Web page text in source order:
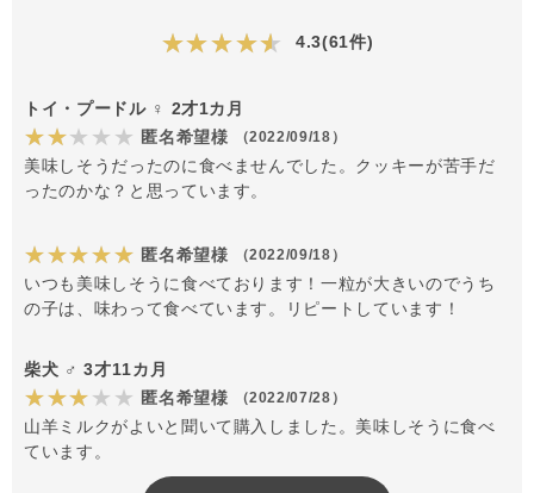
★★★★★ 4.3(61件)
トイ・プードル ♀ 2才1カ月
★★★★★ 匿名希望様 （2022/09/18）
美味しそうだったのに食べませんでした。クッキーが苦手だ
ったのかな？と思っています。
★★★★★ 匿名希望様 （2022/09/18）
いつも美味しそうに食べております！一粒が大きいのでうち
の子は、味わって食べています。リピートしています！
柴犬 ♂ 3才11カ月
★★★★★ 匿名希望様 （2022/07/28）
山羊ミルクがよいと聞いて購入しました。美味しそうに食べ
ています。